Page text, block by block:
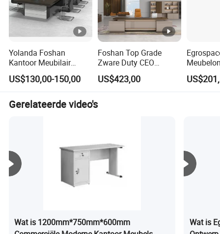
kwaliteitsmanagementsysteem, het ISO14001
milieubeheersysteem en de nationale CCC-certificering.
Yolanda Foshan
Kantoor Meubilair
Fabriek Vergaderzaal
Conferentietafel
Kantoor Meubilair
Vergaderkamer Bureau
US$130,00-150,00
Foshan Top Grade
Zware Duty CEO
Moderne Luxe L Vorm
Kantoor Meubilair
Laminaat Computer
Kantoor Tafel voor
US$423,00
Modern
Gerelateerde video's
Wat is 1200mm*750mm*600mm
Wat is